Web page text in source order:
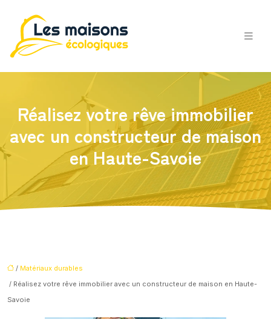
Réalisez votre rêve immobilier
avec un constructeur de maison
en Haute-Savoie
/ Matériaux durables
/ Réalisez votre rêve immobilier avec un constructeur de maison en Haute-
Savoie